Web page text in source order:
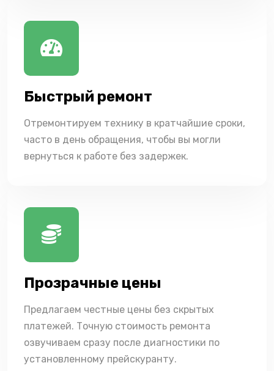
Быстрый ремонт
Отремонтируем технику в кратчайшие сроки,
часто в день обращения, чтобы вы могли
вернуться к работе без задержек.
Прозрачные цены
Предлагаем честные цены без скрытых
платежей. Точную стоимость ремонта
озвучиваем сразу после диагностики по
установленному прейскуранту.